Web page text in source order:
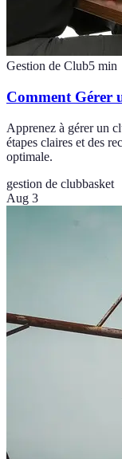
Gestion de Club5 min
Comment Gérer
Apprenez à gérer un
étapes claires et des
optimale.
gestion de clubbasket
Aug 3